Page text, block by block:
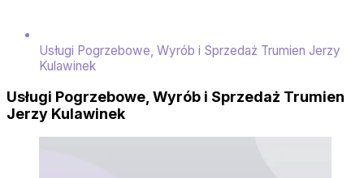
Usługi Pogrzebowe, Wyrób i Sprzedaż Trumien Jerzy
Kulawinek
Usługi Pogrzebowe, Wyrób i Sprzedaż Trumien
Jerzy Kulawinek